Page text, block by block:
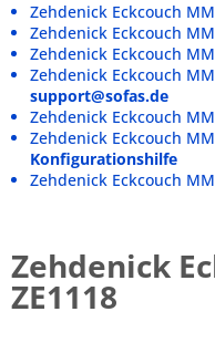
Zehdenick Eckcouch
Zehdenick Eckcouch
Zehdenick Eckcouch
Zehdenick Eckcouch
support@sofas.de
Zehdenick Eckcouch
Zehdenick Eckcouch
Konfigurationshilfe
Zehdenick Eckcouch
Zehdenick
ZE1118